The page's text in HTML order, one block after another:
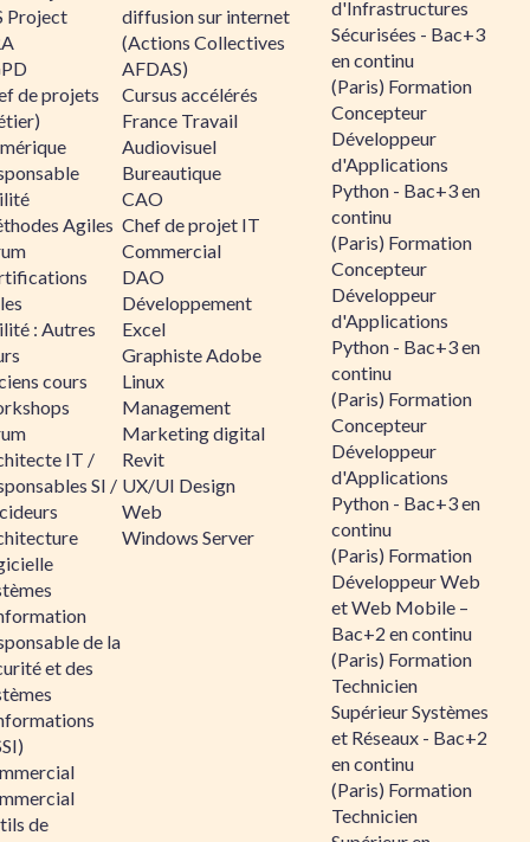
Project
de projets
Agiles
: Autres
cours
IT /
SI /
de la
et des
de
diffusion sur internet
(Actions Collectives
AFDAS)
Cursus accélérés
France Travail
Audiovisuel
Bureautique
CAO
Chef de projet IT
Commercial
DAO
Développement
Excel
Graphiste Adobe
Linux
Management
Marketing digital
Revit
UX/UI Design
Web
Windows Server
d'Infrastructures
Sécurisées - Bac+3
en continu
(Paris) Formation
Concepteur
Développeur
d'Applications
Python - Bac+3 en
continu
(Paris) Formation
Concepteur
Développeur
d'Applications
Python - Bac+3 en
continu
(Paris) Formation
Concepteur
Développeur
d'Applications
Python - Bac+3 en
continu
(Paris) Formation
Développeur Web
et Web Mobile –
Bac+2 en continu
(Paris) Formation
Technicien
Supérieur Systèmes
et Réseaux - Bac+2
en continu
(Paris) Formation
Technicien